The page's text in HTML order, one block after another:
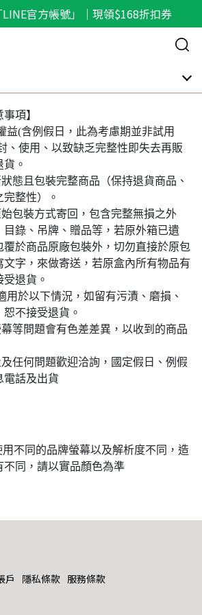
官方帳號」｜現領$168折扣券
項】
益(含例假日，此為考慮期並非試用
、使用、以致缺乏完整性即失去再販
。
態且包裝完整商品（保持退貨商品、
整性）。
包裝方式寄回，包含完整無損之外
錄、吊牌、贈品等，若原外箱已遺
覆於商品原廠包裝外，切勿直接於原包
字，來做寄送，若原盒內所有物品有
退貨。
用於以下情況，如留有污漬、磨損、
不接受退貨。
等問題會有色差差異，以收到的商品
任何問題歡迎洽詢，國定假日、例假
電話及出貨
不同的品牌螢幕以及解析度不同，造
不同，請以實品顏色為準
戶 隱私條款 服務條款